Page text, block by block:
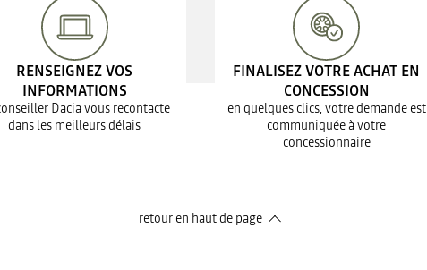
RENSEIGNEZ VOS
INFORMATIONS
Dacia vous recontacte
dans les meilleurs délais
FINALISEZ VOTRE ACHAT EN
CONCESSION
en quelques clics, votre demande est
communiquée à votre
concessionnaire
retour en haut de page​